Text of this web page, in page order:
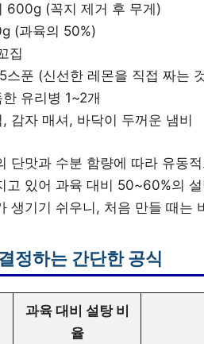
600g (꼭지 제거 후 무게)
(과육의 50%)
집
스푼 (신선한 레몬을 직접 짜는
유리병 1~2개
감자 매셔, 바닥이 두꺼운 냄비
단맛과 수분 함량에 따라 유동
고 있어 과육 대비 50~60%의
생기기 쉬우니, 처음 만들 때는
정하는 간단한 공식
과육 대비 설탕 비
율